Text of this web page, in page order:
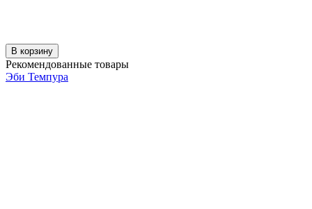
В корзину
Рекомендованные товары
Эби Темпура